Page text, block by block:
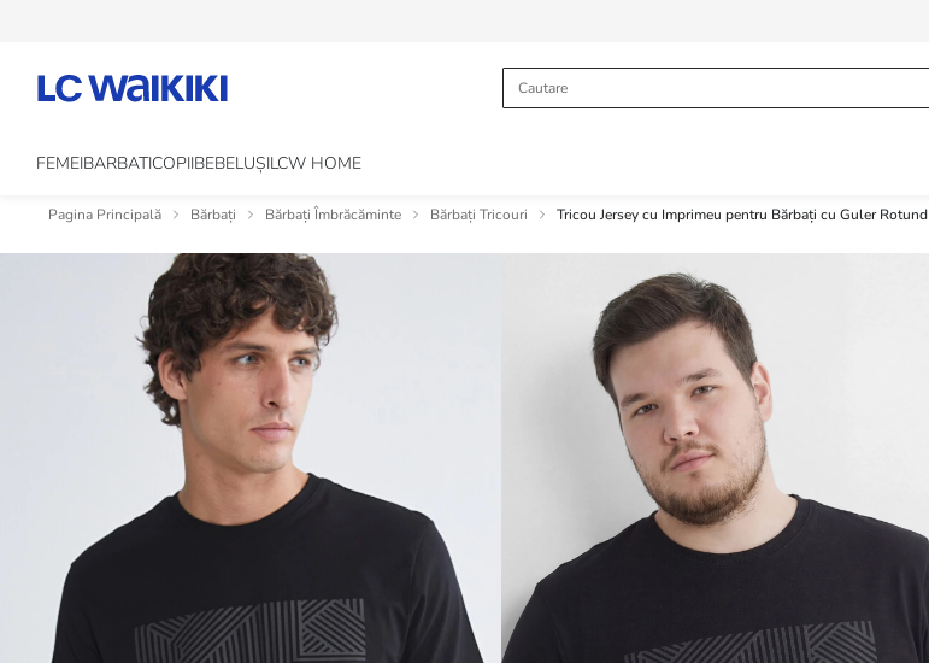
FEMEIBARBATICOPIIBEBELUȘILCW HOME
Pagina Principală Bărbați Bărbați Îmbrăcăminte Bărbați Tricouri Tricou Jersey cu Imprimeu pentru Bărbați cu Guler Rotund